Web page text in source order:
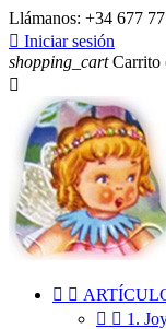
Llámanos: +34 677
 Iniciar sesión
shopping_cart Carrito

 
  1.